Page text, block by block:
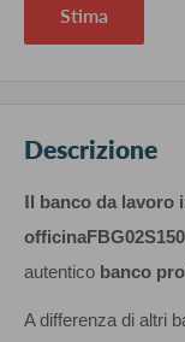
Stima
Descrizione
Il banco da lavoro
officina
autentico banco
A differenza di altri